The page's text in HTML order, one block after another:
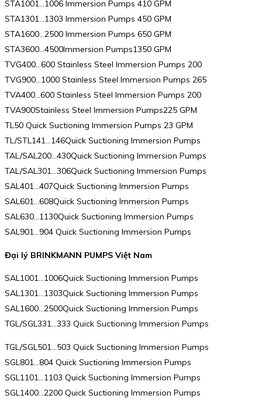
STA1001…1006 Immersion Pumps 410 GPM
STA1301…1303 Immersion Pumps 450 GPM
STA1600…2500 Immersion Pumps 650 GPM
STA3600…4500Immersion Pumps1350 GPM
TVG400…600 Stainless Steel Immersion Pumps 200
TVG900…1000 Stainless Steel Immersion Pumps 265
TVA400…600 Stainless Steel Immersion Pumps 200
TVA900Stainless Steel Immersion Pumps225 GPM
TL50 Quick Suctioning Immersion Pumps 23 GPM
TL/STL141…146Quick Suctioning Immersion Pumps
TAL/SAL200…430Quick Suctioning Immersion Pumps
TAL/SAL301…306Quick Suctioning Immersion Pumps
SAL401…407Quick Suctioning Immersion Pumps
SAL601…608Quick Suctioning Immersion Pumps
SAL630…1130Quick Suctioning Immersion Pumps
SAL901…904 Quick Suctioning Immersion Pumps
Đại lý BRINKMANN PUMPS Việt Nam
SAL1001…1006Quick Suctioning Immersion Pumps
SAL1301…1303Quick Suctioning Immersion Pumps
SAL1600…2500Quick Suctioning Immersion Pumps
TGL/SGL331…333 Quick Suctioning Immersion Pumps
TGL/SGL501…503 Quick Suctioning Immersion Pumps
SGL801…804 Quick Suctioning Immersion Pumps
SGL1101…1103 Quick Suctioning Immersion Pumps
SGL1400…2200 Quick Suctioning Immersion Pumps